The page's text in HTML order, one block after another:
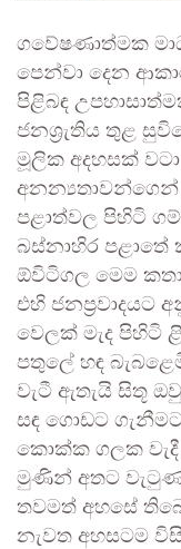
ගවේෂණාත්මක
පෙන්වා දෙන
පිළිබඳ
ජනශ්‍රැතිය තුළ
මූලික අදහසක්
අනන්‍යතාවන්ගෙන්
පළාත්වල පිහිටි
බස්නාහිර පළාතේ
ඕවිටිගල මෙම
එහි ජනප්‍රවාදයට
වෙලක් මැද පිහිටි
පතුලේ හඳ
වැටී ඇතැයි සිතූ
සඳ ගොඩට
කොක්ක ගලක
මුණින් අතට
තවමත් අහසේ
නැවත අහසටම